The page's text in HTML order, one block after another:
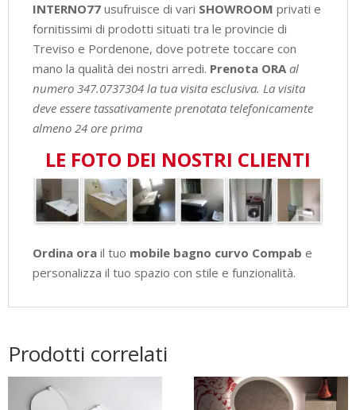
INTERNO77 usufruisce di vari SHOWROOM privati e
fornitissimi di prodotti situati tra le provincie di
Treviso e Pordenone, dove potrete toccare con
mano la qualità dei nostri arredi. Prenota ORAal
numero 347.0737304 la tua visita esclusiva. La visita
deve essere tassativamente prenotata telefonicamente
almeno 24 ore prima
LE FOTO DEI NOSTRI CLIENTI
Ordina ora il tuo mobile bagno curvo Compab e
personalizza il tuo spazio con stile e funzionalità.
Prodotti correlati